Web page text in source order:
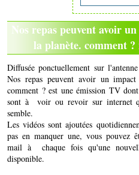
Nos repas peuvent avoir
la planète. comment ?
Diffusée ponctuellement sur
Nos repas peuvent avoir un
comment ? est une émission TV
sont à voir ou revoir sur internet
semble.
Les vidéos sont ajoutées
pas en manquer une, vous pouvez
mail à chaque fois qu'une
disponible.